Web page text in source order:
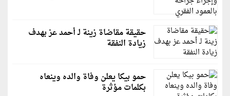
حقيقة مقاضاة زينة لـ أحمد عز بهدف
زيادة النفقة
حمو بيكا يعلن وفاة والده وينعاه
بكلمات مؤثرة